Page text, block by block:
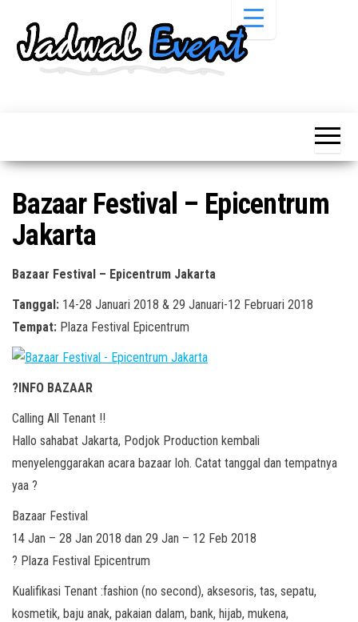
Pameran,
Acara &
Promo
Pameran,
Bazaar,
Workshop,
Bazaar Festival – Epicentrum
Jakarta
Bazaar Festival – Epicentrum Jakarta
Tanggal: 14-28 Januari 2018 & 29 Januari-12 Februari 2018
Tempat: Plaza Festival Epicentrum
?INFO BAZAAR
Calling All Tenant !!
Hallo sahabat Jakarta, Podjok Production kembali
menyelenggarakan acara bazaar loh. Catat tanggal dan tempatnya
yaa ?
Bazaar Festival
14 Jan – 28 Jan 2018 dan 29 Jan – 12 Feb 2018
? Plaza Festival Epicentrum
Kualifikasi Tenant :fashion (no second), aksesoris, tas, sepatu,
kosmetik, baju anak, pakaian dalam, bank, hijab, mukena,